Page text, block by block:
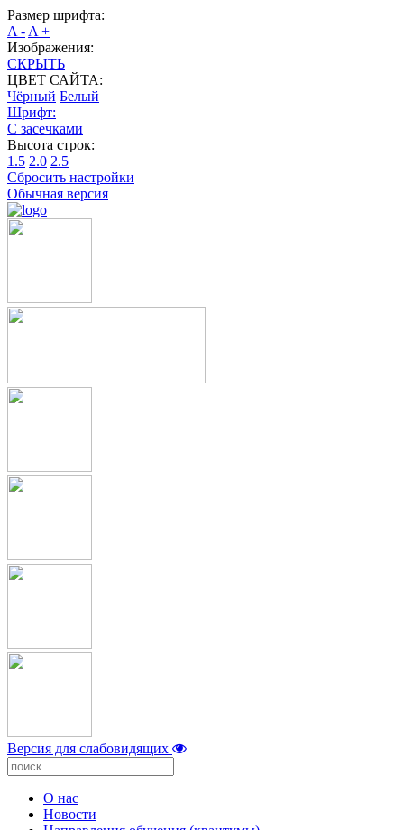
Размер шрифта:
A - A +
Изображения:
СКРЫТЬ
ЦВЕТ САЙТА:
Чёрный Белый
Шрифт:
С засечками
Высота строк:
1.5 2.0 2.5
Сбросить настройки
Обычная версия
Версия для слабовидящих
О нас
Новости